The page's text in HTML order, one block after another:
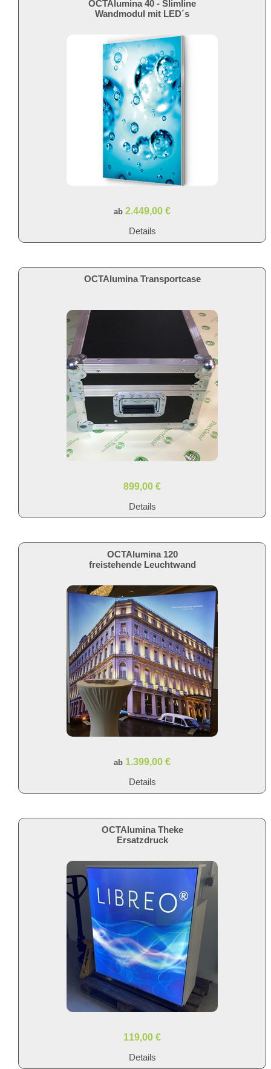
OCTAlumina 40 - Slimline
Wandmodul mit LED´s
ab 2.449,00 €
Details
OCTAlumina Transportcase
899,00 €
Details
OCTAlumina 120
freistehende Leuchtwand
ab 1.399,00 €
Details
OCTAlumina Theke
Ersatzdruck
119,00 €
Details